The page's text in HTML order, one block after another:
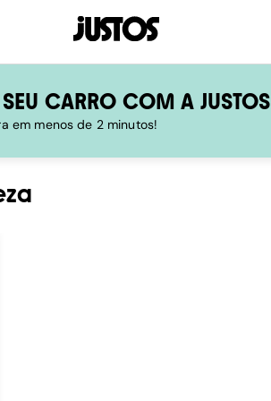
CARRO COM A JUSTOS
em menos de 2 minutos!